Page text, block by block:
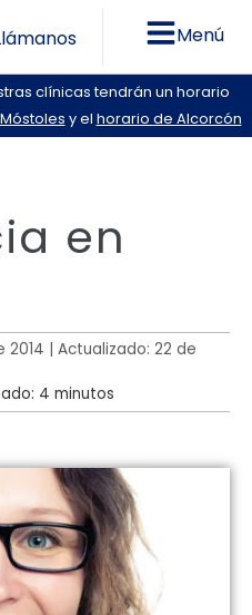
Menú
clínicas tendrán un horario
y el horario de Alcorcón
en
2014 | Actualizado: 22 de
4 minutos